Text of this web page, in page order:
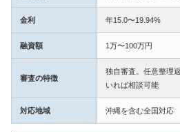
金利 年15.0〜19.94%
融資額 1万〜100万円
審査の特徴
独自審査。任意整理
いれば相談可能
対応地域 沖縄を含む全国対応